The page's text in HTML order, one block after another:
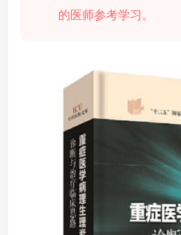
的医师参考学习。